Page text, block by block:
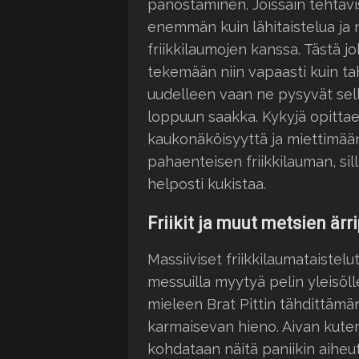
panostaminen. Joissain
enemmän kuin lähitaistelua ja
friikkilaumojen kanssa. Tästä
tekemään niin vapaasti kuin
uudelleen vaan ne pysyvät
loppuun saakka. Kykyjä
kaukonäköisyyttä ja
pahaenteisen friikkilauman,
helposti kukistaa.
Friikit ja muut metsien
Massiiviset
messuilla myytyä pelin
mieleen Brat Pittin
karmaisevan hieno. Aivan
kohdataan näitä paniikin